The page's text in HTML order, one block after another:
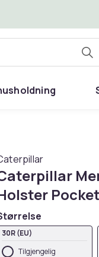
30R (EU)
Tilgjengelig